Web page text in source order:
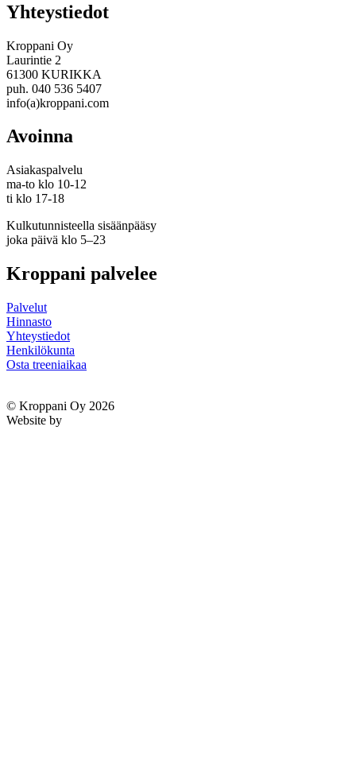
Yhteystiedot
Kroppani Oy
Laurintie 2
61300 KURIKKA
puh. 040 536 5407
info(a)kroppani.com
Avoinna
Asiakaspalvelu
ma-to klo 10-12
ti klo 17-18
Kulkutunnisteella sisäänpääsy
joka päivä klo 5–23
Kroppani palvelee
Palvelut
Hinnasto
Yhteystiedot
Henkilökunta
Osta treeniaikaa
© Kroppani Oy 2026
Website by